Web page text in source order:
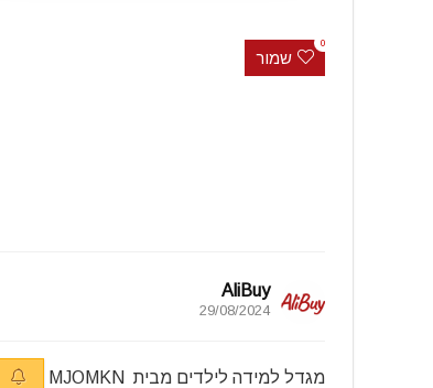
שמור
0
AliBuy
29/08/2024
מגדל למידה לילדים מבית MJOMKN